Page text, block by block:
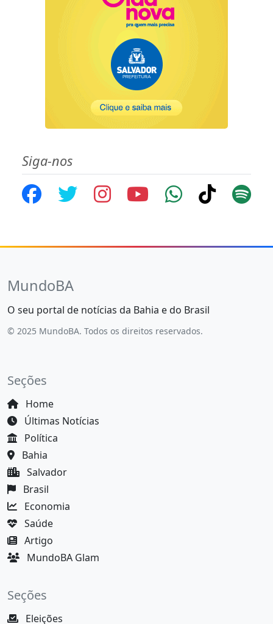
Siga-nos
MundoBA
O seu portal de notícias da Bahia e do Brasil
© 2025 MundoBA. Todos os direitos reservados.
Seções
Home
Últimas Notícias
Política
Bahia
Salvador
Brasil
Economia
Saúde
Artigo
MundoBA Glam
Seções
Eleições